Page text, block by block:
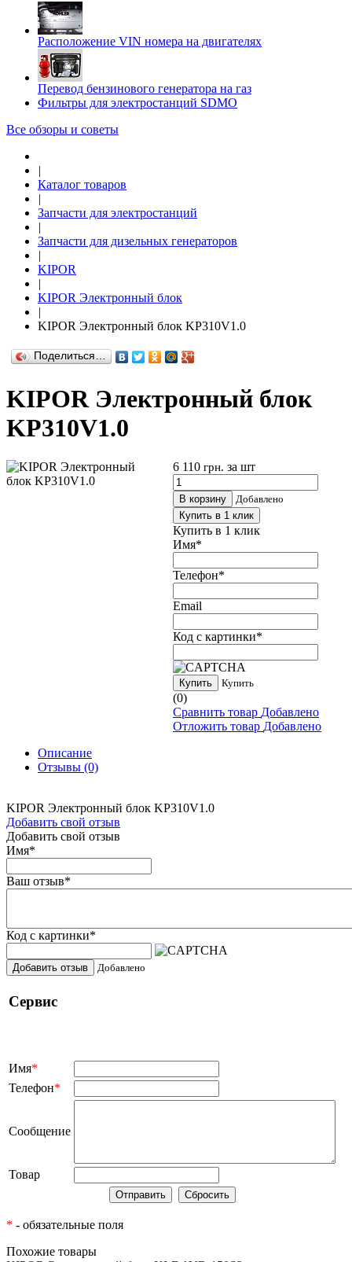
Расположение VIN номера на двигателях
Перевод бензинового генератора на газ
Фильтры для электростанций SDMO
Все обзоры и советы
|
Каталог товаров
|
Запчасти для электростанций
|
Запчасти для дизельных генераторов
|
KIPOR
|
KIPOR Электронный блок
|
KIPOR Электронный блок KP310V1.0
Поделиться…
KIPOR Электронный блок
KP310V1.0
6 110 грн. за шт
В корзину
Добавлено
Купить в 1 клик
Купить в 1 клик
Имя*
Телефон*
Email
Код с картинки*
Купить Купить
(0)
Сравнить товар Добавлено
Отложить товар Добавлено
Описание
Отзывы (0)
KIPOR Электронный блок KP310V1.0
Добавить свой отзыв
Добавить свой отзыв
Имя*
Ваш отзыв*
Код с картинки*
Добавить отзыв Добавлено
Сервис
Имя*
Телефон*
Сообщение
Товар
* - обязательные поля
Похожие товары